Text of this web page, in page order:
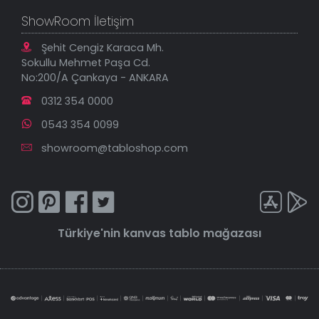
ShowRoom İletişim
Şehit Cengiz Karaca Mh.
Sokullu Mehmet Paşa Cd.
No:200/A Çankaya - ANKARA
0312 354 0000
0543 354 0099
showroom@tabloshop.com
Türkiye'nin kanvas tablo mağazası